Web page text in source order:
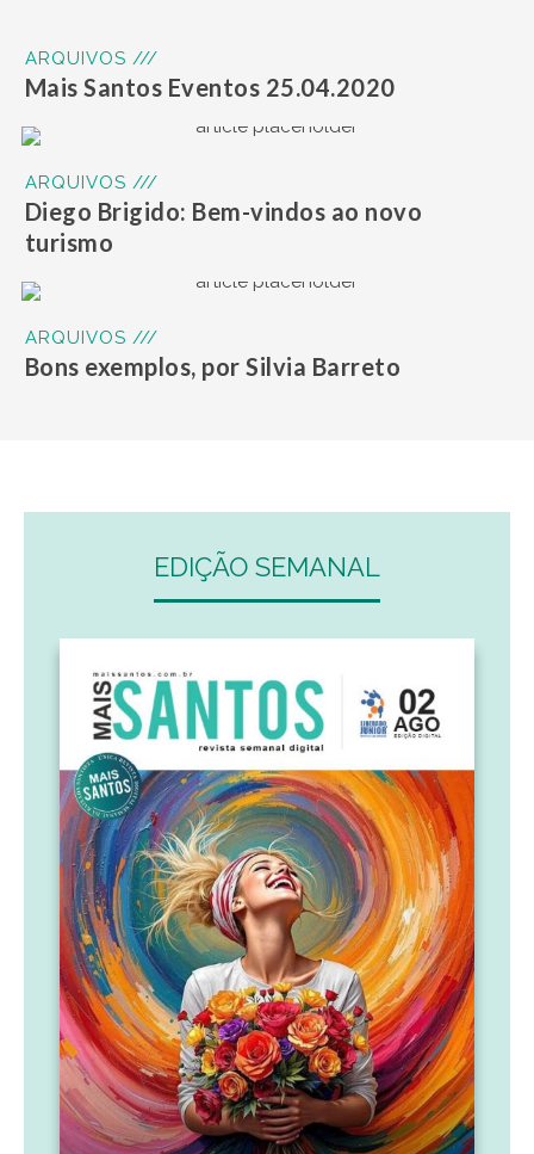
ARQUIVOS ///
Mais Santos Eventos 25.04.2020
ARQUIVOS ///
Diego Brigido: Bem-vindos ao novo
turismo
ARQUIVOS ///
Bons exemplos, por Silvia Barreto
EDIÇÃO SEMANAL